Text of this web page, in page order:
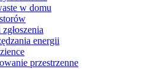
w domu
energii
przestrzenne